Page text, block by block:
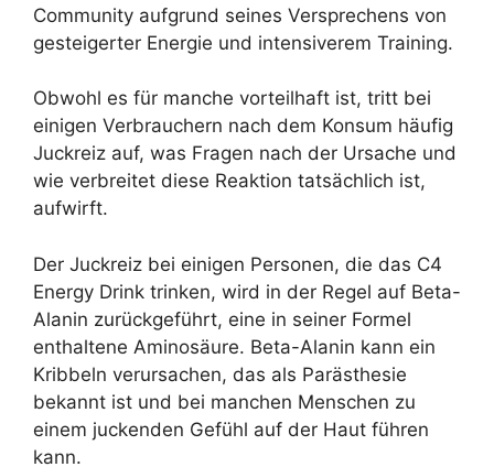
Community aufgrund seines Versprechens von
gesteigerter Energie und intensiverem Training.
Obwohl es für manche vorteilhaft ist, tritt bei
einigen Verbrauchern nach dem Konsum häufig
Juckreiz auf, was Fragen nach der Ursache und
wie verbreitet diese Reaktion tatsächlich ist,
aufwirft.
Der Juckreiz bei einigen Personen, die das C4
Energy Drink trinken, wird in der Regel auf Beta-
Alanin zurückgeführt, eine in seiner Formel
enthaltene Aminosäure. Beta-Alanin kann ein
Kribbeln verursachen, das als Parästhesie
bekannt ist und bei manchen Menschen zu
einem juckenden Gefühl auf der Haut führen
kann.